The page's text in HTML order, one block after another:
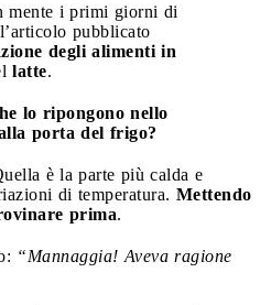
mente i primi giorni di
pubblicato
degli alimenti in
latte.
lo ripongono nello
porta del frigo?
è la parte più calda e
di temperatura. Mettendo
prima.
“Mannaggia! Aveva ragione